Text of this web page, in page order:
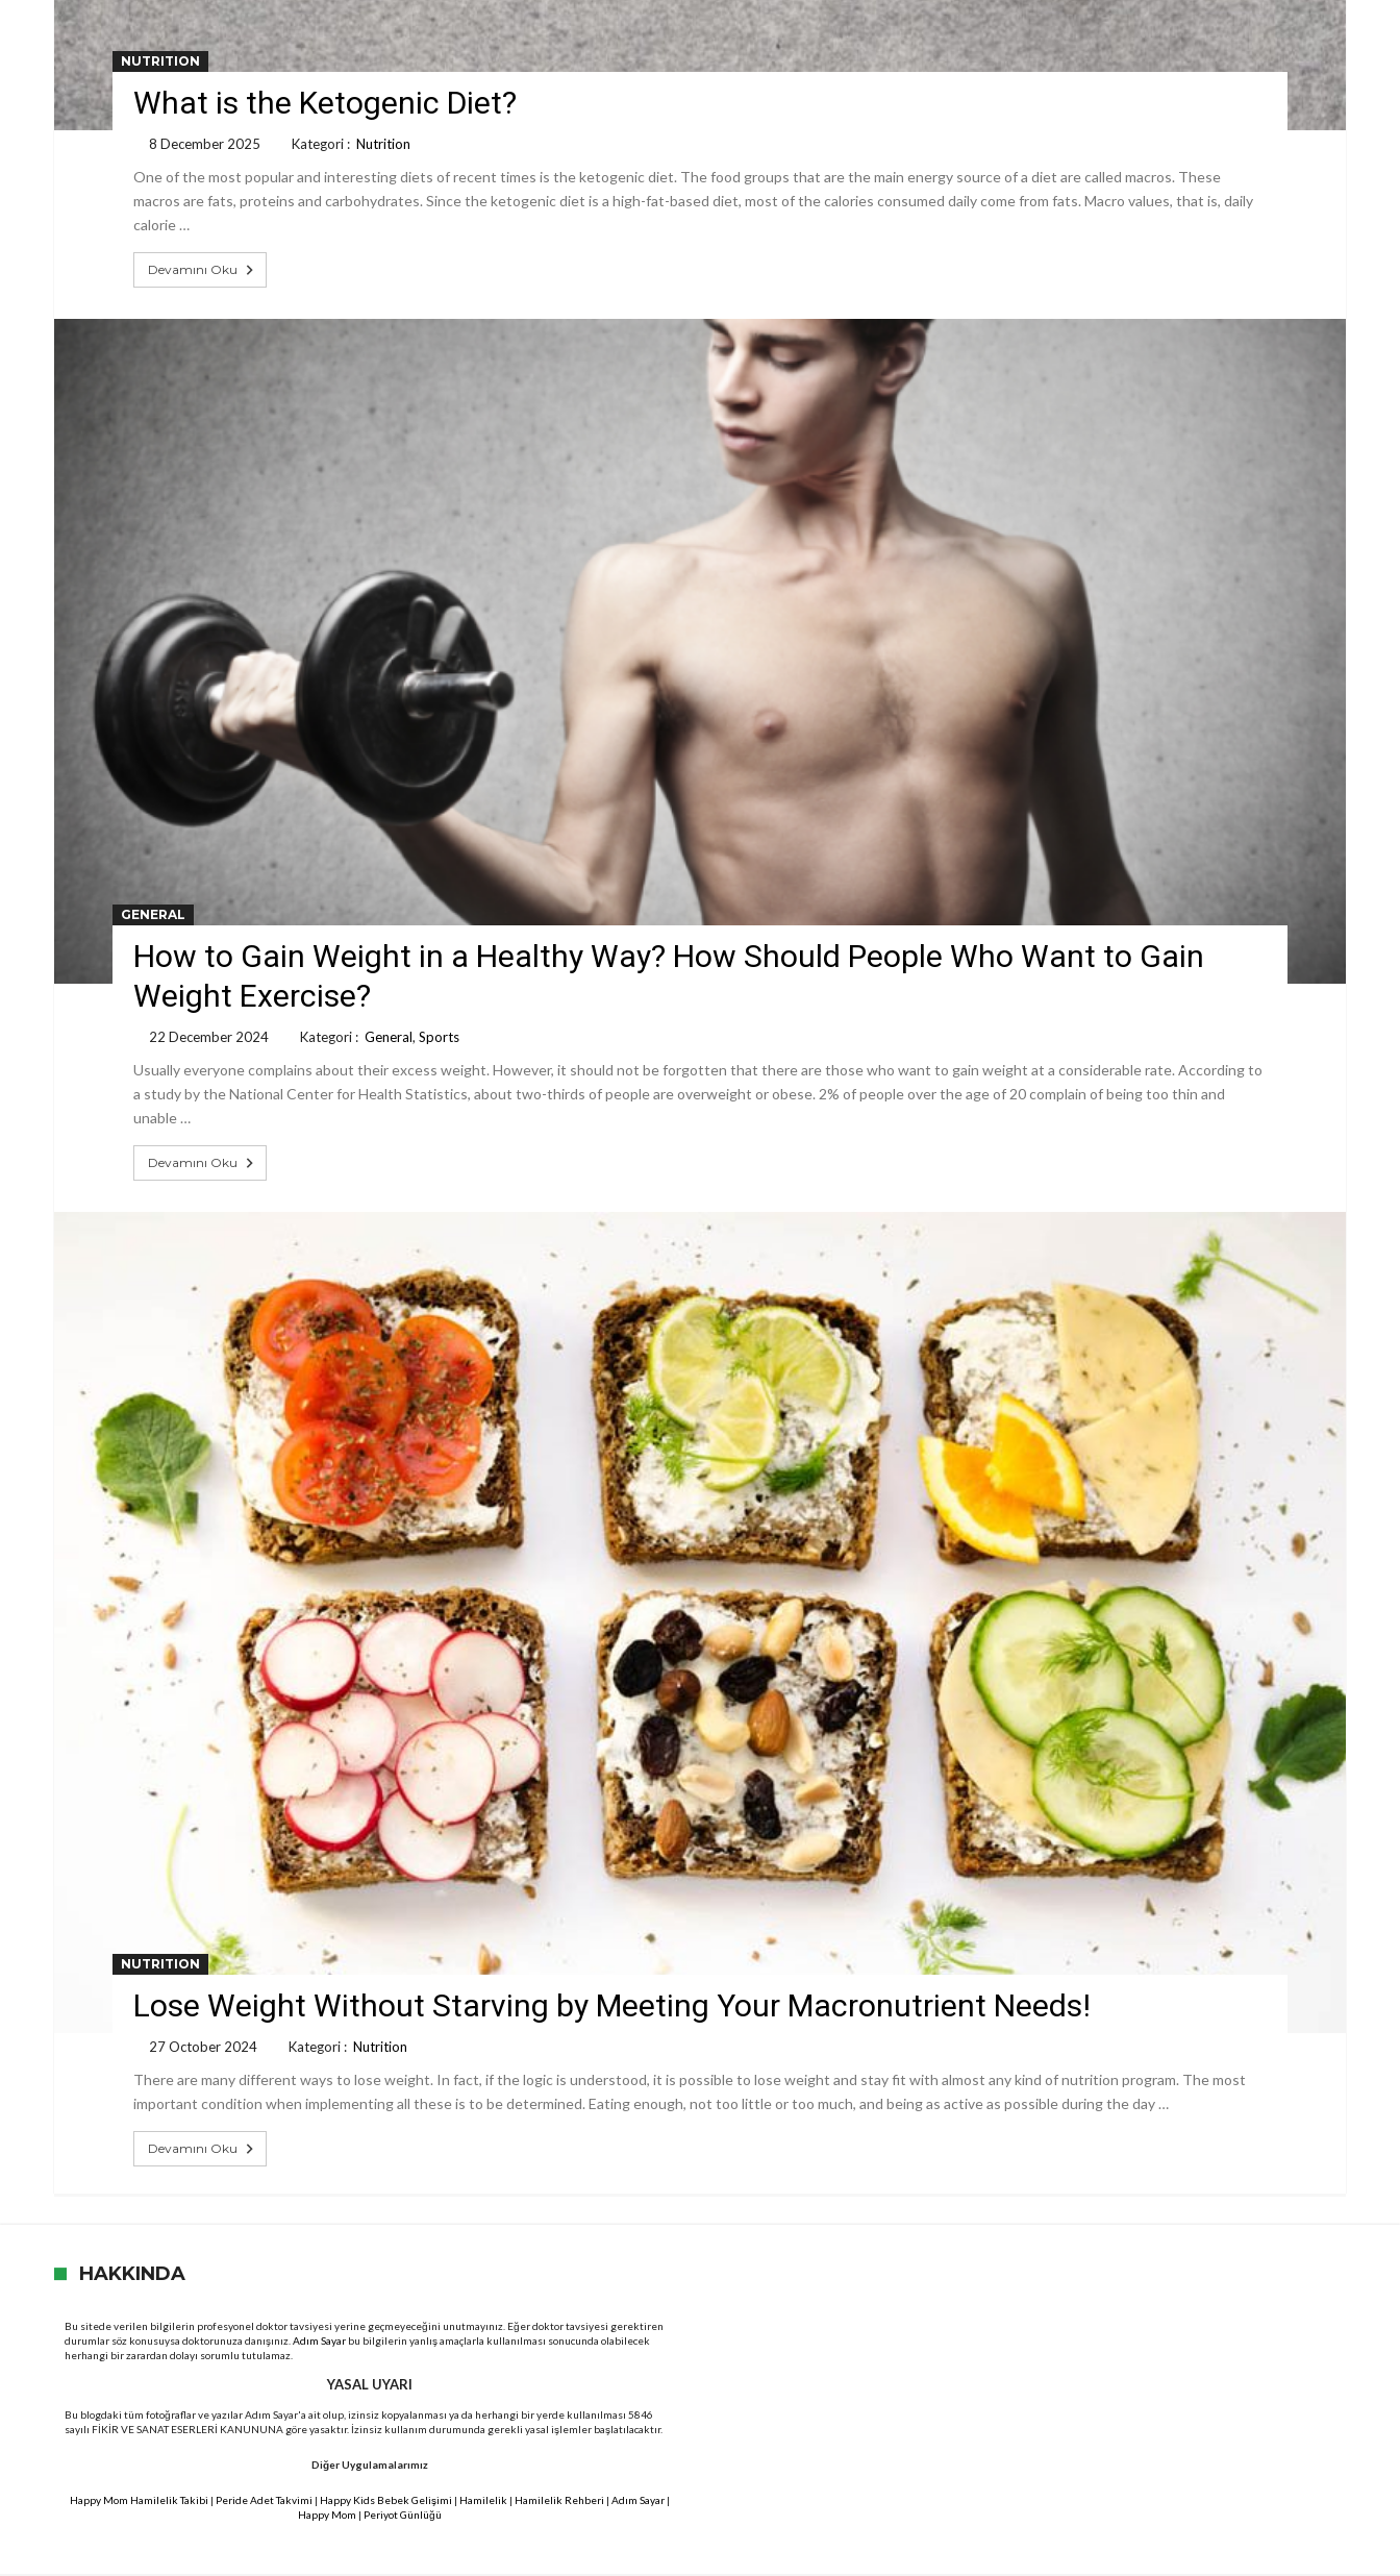
NUTRITION
What is the Ketogenic Diet?
8 December 2025 Kategori : Nutrition
One of the most popular and interesting diets of recent times is the ketogenic diet. The food groups that are the main energy source of a diet are called macros. These
macros are fats, proteins and carbohydrates. Since the ketogenic diet is a high-fat-based diet, most of the calories consumed daily come from fats. Macro values, that is, daily
calorie …
Devamını Oku
GENERAL
How to Gain Weight in a Healthy Way? How Should People Who Want to Gain
Weight Exercise?
22 December 2024 Kategori : General, Sports
Usually everyone complains about their excess weight. However, it should not be forgotten that there are those who want to gain weight at a considerable rate. According to
a study by the National Center for Health Statistics, about two-thirds of people are overweight or obese. 2% of people over the age of 20 complain of being too thin and
unable …
Devamını Oku
NUTRITION
Lose Weight Without Starving by Meeting Your Macronutrient Needs!
27 October 2024 Kategori : Nutrition
There are many different ways to lose weight. In fact, if the logic is understood, it is possible to lose weight and stay fit with almost any kind of nutrition program. The most
important condition when implementing all these is to be determined. Eating enough, not too little or too much, and being as active as possible during the day …
Devamını Oku
HAKKINDA
Bu sitede verilen bilgilerin profesyonel doktor tavsiyesi yerine geçmeyeceğini unutmayınız. Eğer doktor tavsiyesi gerektiren
durumlar söz konusuysa doktorunuza danışınız. Adım Sayar bu bilgilerin yanlış amaçlarla kullanılması sonucunda olabilecek
herhangi bir zarardan dolayı sorumlu tutulamaz.
YASAL UYARI
Bu blogdaki tüm fotoğraflar ve yazılar Adım Sayar'a ait olup, izinsiz kopyalanması ya da herhangi bir yerde kullanılması 5846
sayılı FİKİR VE SANAT ESERLERİ KANUNUNA göre yasaktır. İzinsiz kullanım durumunda gerekli yasal işlemler başlatılacaktır.
Diğer Uygulamalarımız
Happy Mom Hamilelik Takibi | Peride Adet Takvimi | Happy Kids Bebek Gelişimi | Hamilelik | Hamilelik Rehberi | Adım Sayar|
Happy Mom | Periyot Günlüğü